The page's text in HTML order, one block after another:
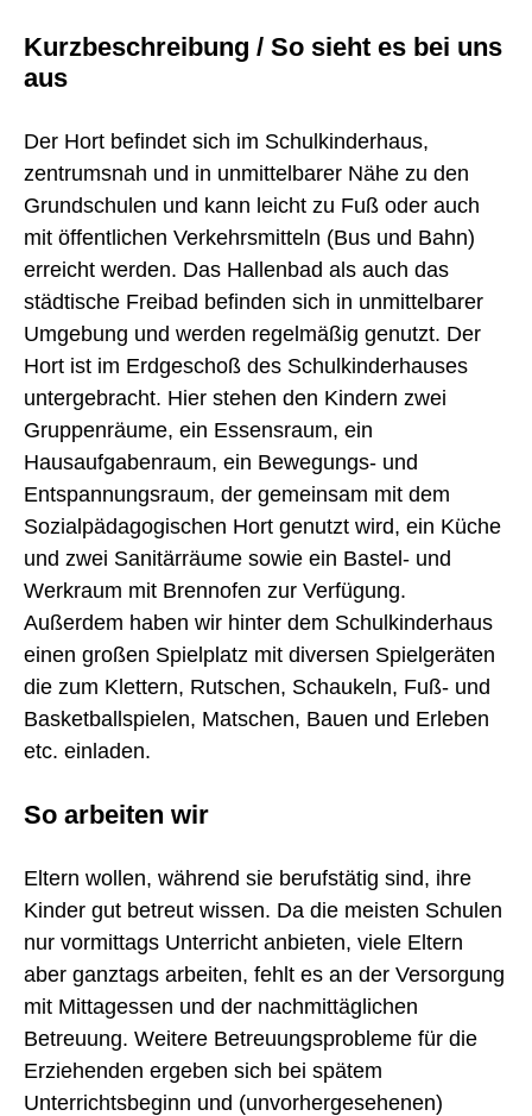
Kurzbeschreibung / So sieht es bei uns
aus
Der Hort befindet sich im Schulkinderhaus,
zentrumsnah und in unmittelbarer Nähe zu den
Grundschulen und kann leicht zu Fuß oder auch
mit öffentlichen Verkehrsmitteln (Bus und Bahn)
erreicht werden. Das Hallenbad als auch das
städtische Freibad befinden sich in unmittelbarer
Umgebung und werden regelmäßig genutzt. Der
Hort ist im Erdgeschoß des Schulkinderhauses
untergebracht. Hier stehen den Kindern zwei
Gruppenräume, ein Essensraum, ein
Hausaufgabenraum, ein Bewegungs- und
Entspannungsraum, der gemeinsam mit dem
Sozialpädagogischen Hort genutzt wird, ein Küche
und zwei Sanitärräume sowie ein Bastel- und
Werkraum mit Brennofen zur Verfügung.
Außerdem haben wir hinter dem Schulkinderhaus
einen großen Spielplatz mit diversen Spielgeräten
die zum Klettern, Rutschen, Schaukeln, Fuß- und
Basketballspielen, Matschen, Bauen und Erleben
etc. einladen.
So arbeiten wir
Eltern wollen, während sie berufstätig sind, ihre
Kinder gut betreut wissen. Da die meisten Schulen
nur vormittags Unterricht anbieten, viele Eltern
aber ganztags arbeiten, fehlt es an der Versorgung
mit Mittagessen und der nachmittäglichen
Betreuung. Weitere Betreuungsprobleme für die
Erziehenden ergeben sich bei spätem
Unterrichtsbeginn und (unvorhergesehenen)